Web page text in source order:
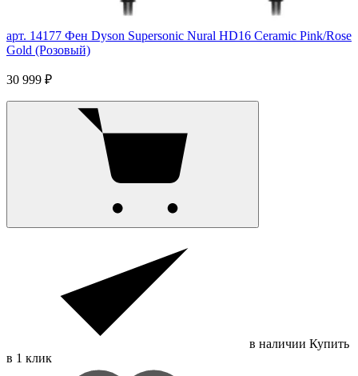
арт. 14177 Фен Dyson Supersonic Nural HD16 Ceramic Pink/Rose
Gold (Розовый)
30 999 ₽
в наличии Купить
в 1 клик